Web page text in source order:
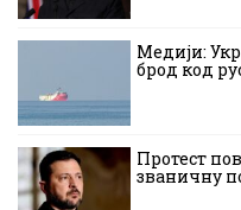
Медији:
брод код
Протест
званичну